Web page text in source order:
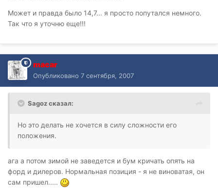
Может и правда было 14,7... я просто попутался немного.
Так что я уточню еще!!!
macar
Опубликовано 7 сентября, 2007
Sagoz сказал:
Но это делать не хочется в силу сложности его
положения.
ага а потом зимой не заведется и бум кричать опять на
форд и дилеров. Нормальная позиция - я не виноватая, он
сам пришел.....